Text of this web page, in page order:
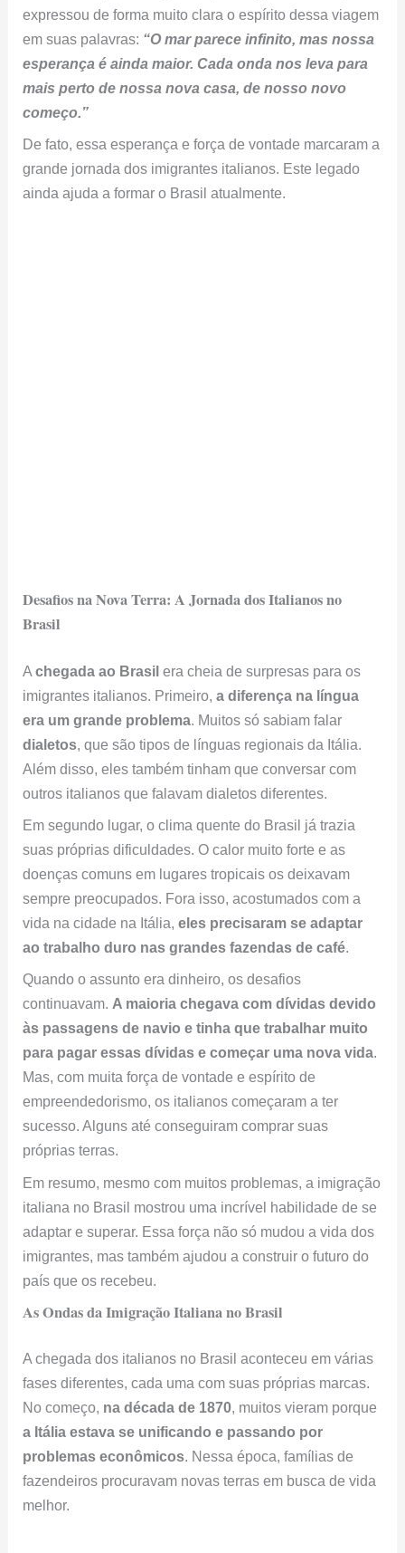
expressou de forma muito clara o espírito dessa viagem
em suas palavras: “O mar parece infinito, mas nossa
esperança é ainda maior. Cada onda nos leva para
mais perto de nossa nova casa, de nosso novo
começo.”
De fato, essa esperança e força de vontade marcaram a
grande jornada dos imigrantes italianos. Este legado
ainda ajuda a formar o Brasil atualmente.
Desafios na Nova Terra: A Jornada dos Italianos no
Brasil
Achegada ao Brasil era cheia de surpresas para os
imigrantes italianos. Primeiro,a diferença na língua
era um grande problema. Muitos só sabiam falar
dialetos, que são tipos de línguas regionais da Itália.
Além disso, eles também tinham que conversar com
outros italianos que falavam dialetos diferentes.
Em segundo lugar, o clima quente do Brasil já trazia
suas próprias dificuldades. O calor muito forte e as
doenças comuns em lugares tropicais os deixavam
sempre preocupados. Fora isso, acostumados com a
vida na cidade na Itália,eles precisaram se adaptar
ao trabalho duro nas grandes fazendas de café.
Quando o assunto era dinheiro, os desafios
continuavam. A maioria chegava com dívidas devido
às passagens de navio e tinha que trabalhar muito
para pagar essas dívidas e começar uma nova vida.
Mas, com muita força de vontade e espírito de
empreendedorismo, os italianos começaram a ter
sucesso. Alguns até conseguiram comprar suas
próprias terras.
Em resumo, mesmo com muitos problemas, a imigração
italiana no Brasil mostrou uma incrível habilidade de se
adaptar e superar. Essa força não só mudou a vida dos
imigrantes, mas também ajudou a construir o futuro do
país que os recebeu.
As Ondas da Imigração Italiana no Brasil
A chegada dos italianos no Brasil aconteceu em várias
fases diferentes, cada uma com suas próprias marcas.
No começo, na década de 1870, muitos vieram porque
a Itália estava se unificando e passando por
problemas econômicos. Nessa época, famílias de
fazendeiros procuravam novas terras em busca de vida
melhor.